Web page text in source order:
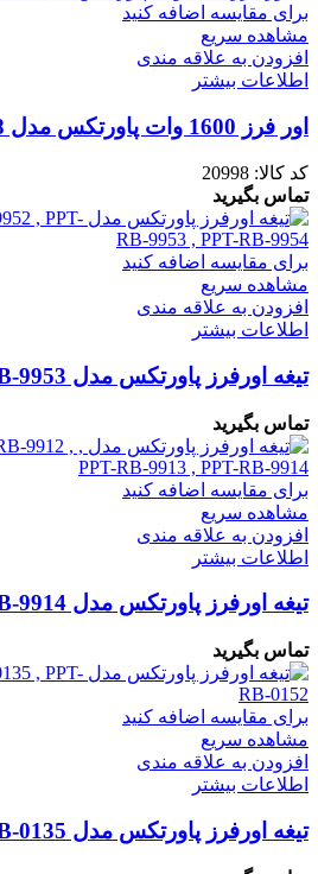
برای مقایسه اضافه کنید
مشاهده سریع
افزودن به علاقه مندی
اطلاعات بیشتر
اور فرز 1600 وات پاورتکس مدل PPT-RM-8
کد کالا: 20998
تماس بگیرید
برای مقایسه اضافه کنید
مشاهده سریع
افزودن به علاقه مندی
اطلاعات بیشتر
تیغه اورفرز پاورتکس مدل PPT-RB-9953
تماس بگیرید
برای مقایسه اضافه کنید
مشاهده سریع
افزودن به علاقه مندی
اطلاعات بیشتر
تیغه اورفرز پاورتکس مدل PPT-RB-9914
تماس بگیرید
برای مقایسه اضافه کنید
مشاهده سریع
افزودن به علاقه مندی
اطلاعات بیشتر
تیغه اورفرز پاورتکس مدل PPT-RB-0135